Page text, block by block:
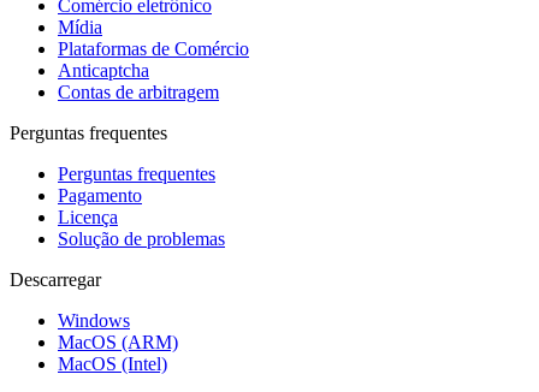
Comércio eletrônico
Mídia
Plataformas de Comércio
Anticaptcha
Contas de arbitragem
Perguntas frequentes
Perguntas frequentes
Pagamento
Licença
Solução de problemas
Descarregar
Windows
MacOS (ARM)
MacOS (Intel)